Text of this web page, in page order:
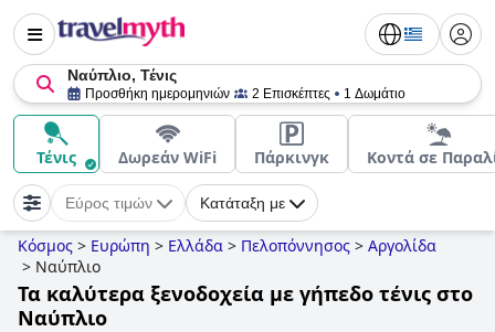
Ναύπλιο, Τένις
Προσθήκη ημερομηνιών 2 Επισκέπτες 1 Δωμάτιο
Τένις Δωρεάν WiFi Πάρκινγκ Κοντά σε
Εύρος τιμών Κατάταξη με
Κόσμος > Ευρώπη > Ελλάδα > Πελοπόννησος > Αργολίδα
> Ναύπλιο
Τα καλύτερα ξενοδοχεία με γήπεδο τένις στο
Ναύπλιο